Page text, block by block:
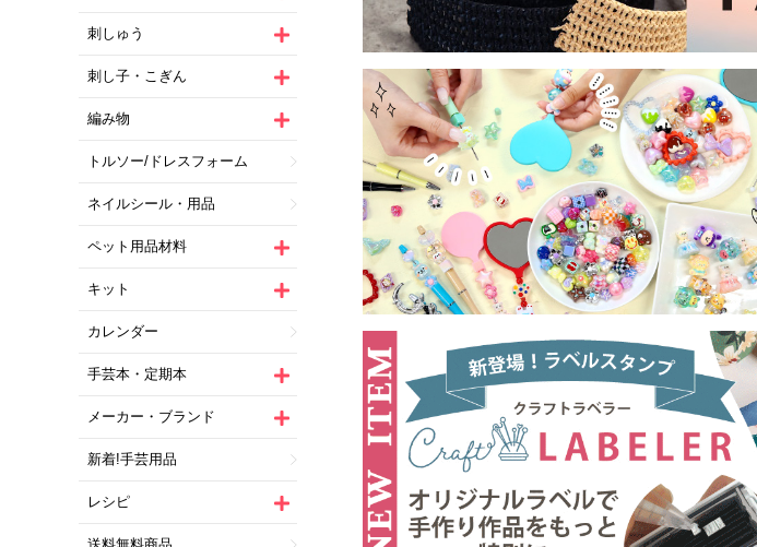
刺しゅう
刺し子・こぎん
編み物
トルソー/ドレスフォーム
ネイルシール・用品
ペット用品材料
キット
カレンダー
手芸本・定期本
メーカー・ブランド
新着!手芸用品
レシピ